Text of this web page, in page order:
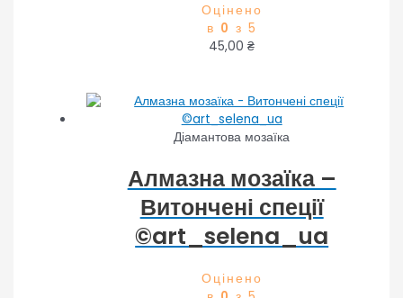
Оцінено
в 0 з 5
45,00₴
Діамантова мозаїка
Алмазна мозаїка –
Витончені спеції
©art_selena_ua
Оцінено